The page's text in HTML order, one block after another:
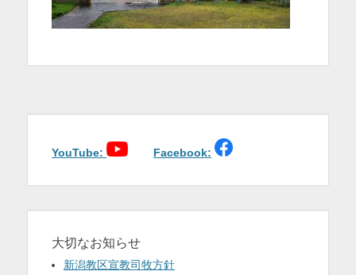
ン
を
YouTube: Facebook:
大切なお知らせ
新潟教区宣教司牧方針